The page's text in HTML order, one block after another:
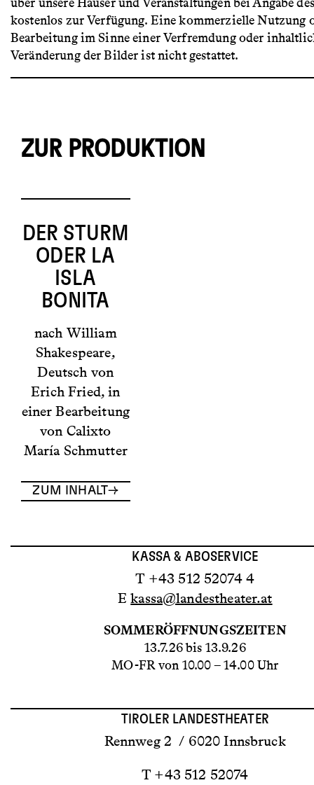
kostenlos zur Verfügung. Eine kommerzielle Nutzung
Bearbeitung im Sinne einer Verfremdung oder
Veränderung der Bilder ist nicht gestattet.
ZUR PRODUKTION
DER STURM
ODER LA
ISLA
BONITA
nach William
Shakespeare,
Deutsch von
Erich Fried, in
einer Bearbeitung
von Calixto
María Schmutter
ZUM INHALT
KASSA & ABOSERVICE
T +43 512 52074 4
Ekassa@landestheater.at
SOMMERÖFFNUNGSZEITEN
13.7.26 bis 13.9.26
MO-FR von 10.00 – 14.00 Uhr
TIROLER LANDESTHEATER
Rennweg 2 / 6020 Innsbruck
T +43 512 52074